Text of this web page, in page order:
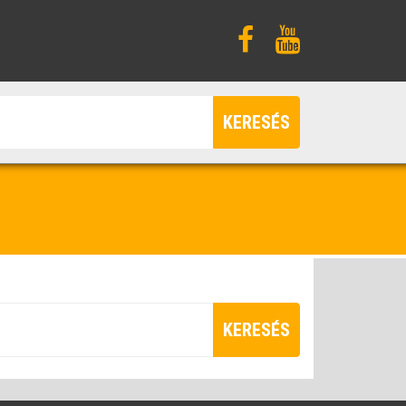
KERESÉS
KERESÉS